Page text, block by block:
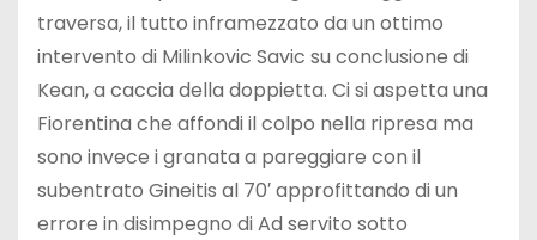
traversa, il tutto inframezzato da un ottimo
intervento di Milinkovic Savic su conclusione di
Kean, a caccia della doppietta. Ci si aspetta una
Fiorentina che affondi il colpo nella ripresa ma
sono invece i granata a pareggiare con il
subentrato Gineitis al 70′ approfittando di un
errore in disimpegno di Ad servito sotto